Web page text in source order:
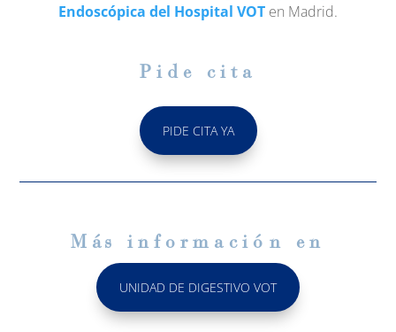
Endoscópica del Hospital VOT en Madrid.
Pide cita
PIDE CITA YA
M ás informaci ón en
UNIDAD DE DIGESTIVO VOT